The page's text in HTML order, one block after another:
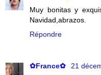
Muy bonitas y
Navidad,abrazos.
Répondre
✿France✿
21